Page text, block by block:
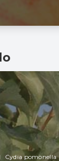
Cydia pomonella